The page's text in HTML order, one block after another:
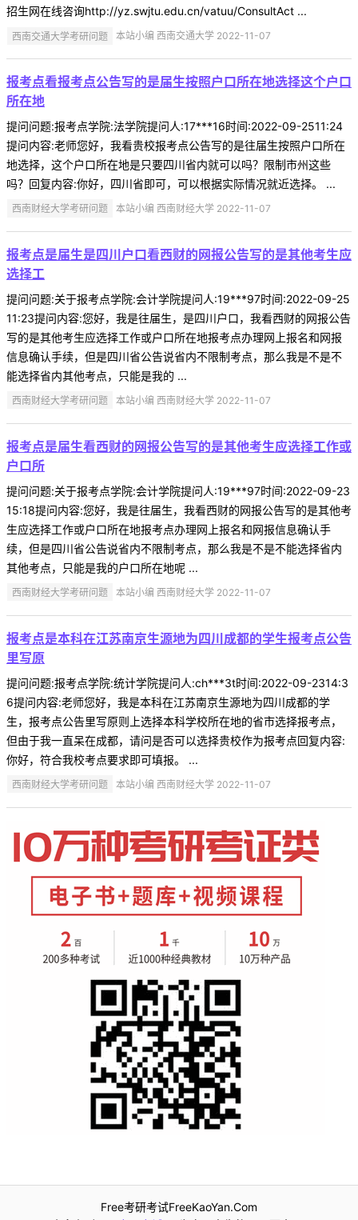
招生网在线咨询http://yz.swjtu.edu.cn/vatuu/ConsultAct ...
西南交通大学考研问题 本站小编 西南交通大学 2022-11-07
报考点看报考点公告写的是届生按照户口所在地选择这个户口
所在地
提问问题:报考点学院:法学院提问人:17***16时间:2022-09-2511:24
提问内容:老师您好，我看贵校报考点公告写的是往届生按照户口所在
地选择，这个户口所在地是只要四川省内就可以吗？限制市州这些
吗？回复内容:你好，四川省即可，可以根据实际情况就近选择。 ...
西南财经大学考研问题 本站小编 西南财经大学 2022-11-07
报考点是届生是四川户口看西财的网报公告写的是其他考生应
选择工
提问问题:关于报考点学院:会计学院提问人:19***97时间:2022-09-25
11:23提问内容:您好，我是往届生，是四川户口，我看西财的网报公告
写的是其他考生应选择工作或户口所在地报考点办理网上报名和网报
信息确认手续，但是四川省公告说省内不限制考点，那么我是不是不
能选择省内其他考点，只能是我的 ...
西南财经大学考研问题 本站小编 西南财经大学 2022-11-07
报考点是届生看西财的网报公告写的是其他考生应选择工作或
户口所
提问问题:关于报考点学院:会计学院提问人:19***97时间:2022-09-23
15:18提问内容:您好，我是往届生，我看西财的网报公告写的是其他考
生应选择工作或户口所在地报考点办理网上报名和网报信息确认手
续，但是四川省公告说省内不限制考点，那么我是不是不能选择省内
其他考点，只能是我的户口所在地呢 ...
西南财经大学考研问题 本站小编 西南财经大学 2022-11-07
报考点是本科在江苏南京生源地为四川成都的学生报考点公告
里写原
提问问题:报考点学院:统计学院提问人:ch***3t时间:2022-09-2314:3
6提问内容:老师您好，我是本科在江苏南京生源地为四川成都的学
生，报考点公告里写原则上选择本科学校所在地的省市选择报考点，
但由于我一直呆在成都，请问是否可以选择贵校作为报考点回复内容:
你好，符合我校考点要求即可填报。 ...
西南财经大学考研问题 本站小编 西南财经大学 2022-11-07
Free考研考试FreeKaoYan.Com